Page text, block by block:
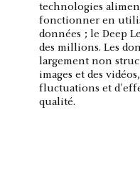
technologies
fonctionner en
données ; le Deep
des millions. Les
largement non
images et des
fluctuations et
qualité.